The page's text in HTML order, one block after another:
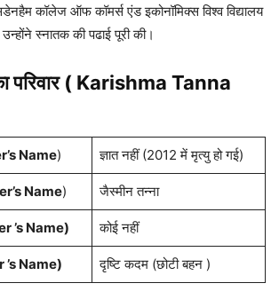
कॉलेज ऑफ कॉमर्स एंड इकोनॉमिक्स विश्व विद्यालय
स्नातक की पढाई पूरी की।
परिवार ( Karishma Tanna
Name) ज्ञात नहीं (2012 में मृत्यु हो गई)
Name) जैस्मीन तन्ना
’s Name) कोई नहीं
’s Name) दृष्टि कदम (छोटी बहन )